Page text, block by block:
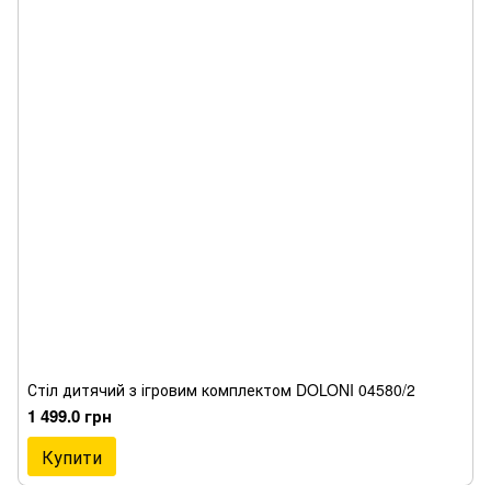
Стіл дитячий з ігровим комплектом DOLONI 04580/2
1 499.0 грн
Купити